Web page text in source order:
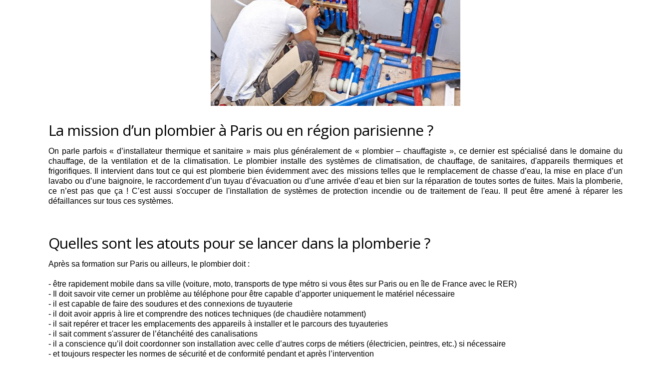
La mission d’un plombier à Paris ou en région parisienne ?
On parle parfois « d’installateur thermique et sanitaire » mais plus généralement de « plombier – chauffagiste », ce dernier est spécialisé dans le domaine du
chauffage, de la ventilation et de la climatisation. Le plombier installe des systèmes de climatisation, de chauffage, de sanitaires, d'appareils thermiques et
frigorifiques. Il intervient dans tout ce qui est plomberie bien évidemment avec des missions telles que le remplacement de chasse d’eau, la mise en place d’un
lavabo ou d’une baignoire, le raccordement d’un tuyau d’évacuation ou d’une arrivée d’eau et bien sur la réparation de toutes sortes de fuites. Mais la plomberie,
ce n’est pas que ça ! C’est aussi s'occuper de l'installation de systèmes de protection incendie ou de traitement de l'eau. Il peut être amené à réparer les
défaillances sur tous ces systèmes.
Quelles sont les atouts pour se lancer dans la plomberie ?
Après sa formation sur Paris ou ailleurs, le plombier doit :
- être rapidement mobile dans sa ville (voiture, moto, transports de type métro si vous êtes sur Paris ou en île de France avec le RER)
- Il doit savoir vite cerner un problème au téléphone pour être capable d’apporter uniquement le matériel nécessaire
- il est capable de faire des soudures et des connexions de tuyauterie
- il doit avoir appris à lire et comprendre des notices techniques (de chaudière notamment)
- il sait repérer et tracer les emplacements des appareils à installer et le parcours des tuyauteries
- il sait comment s'assurer de l’étanchéité des canalisations
- il a conscience qu’il doit coordonner son installation avec celle d’autres corps de métiers (électricien, peintres, etc.) si nécessaire
- et toujours respecter les normes de sécurité et de conformité pendant et après l’intervention